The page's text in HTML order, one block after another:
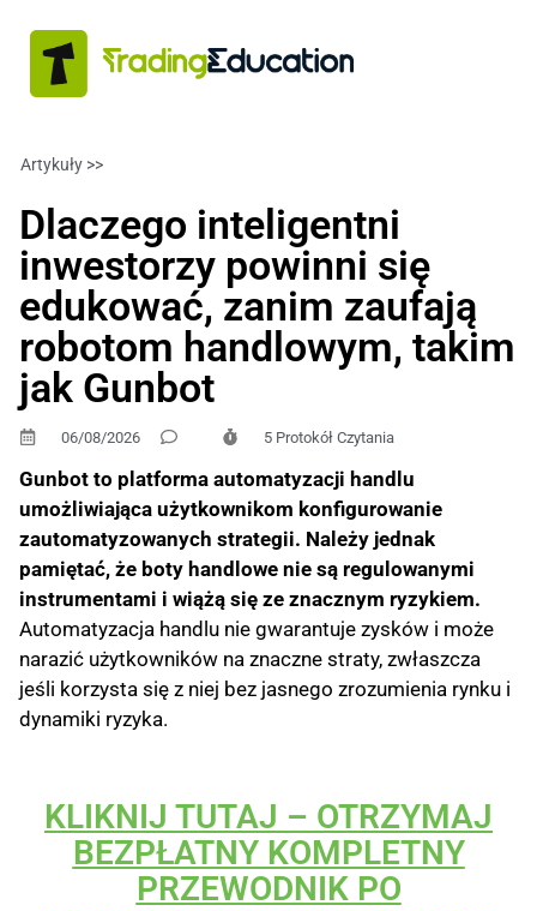
Artykuły >>
Dlaczego inteligentni
inwestorzy powinni się
edukować, zanim zaufają
robotom handlowym, takim
jak Gunbot
06/08/2026 5 Protokół Czytania
Gunbot to platforma automatyzacji handlu
umożliwiająca użytkownikom konfigurowanie
zautomatyzowanych strategii. Należy jednak
pamiętać, że boty handlowe nie są regulowanymi
instrumentami i wiążą się ze znacznym ryzykiem.
Automatyzacja handlu nie gwarantuje zysków i może
narazić użytkowników na znaczne straty, zwłaszcza
jeśli korzysta się z niej bez jasnego zrozumienia rynku i
dynamiki ryzyka.
KLIKNIJ TUTAJ – OTRZYMAJ
BEZPŁATNY KOMPLETNY
PRZEWODNIK PO